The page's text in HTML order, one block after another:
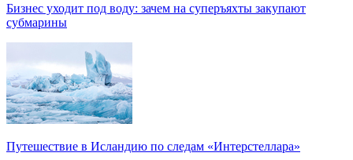
Бизнес уходит под воду: зачем на суперъяхты закупают
субмарины
Путешествие в Исландию по следам «Интерстеллара»